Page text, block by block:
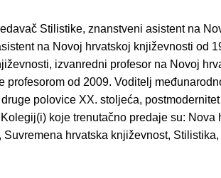
Stilistike, znanstveni asistent na
na Novoj hrvatskoj književnosti od
izvanredni profesor na Novoj
profesorom od 2009. Voditelj
polovice XX. stoljeća,
koje trenutačno predaje su: Nova
Suvremena hrvatska književnost,